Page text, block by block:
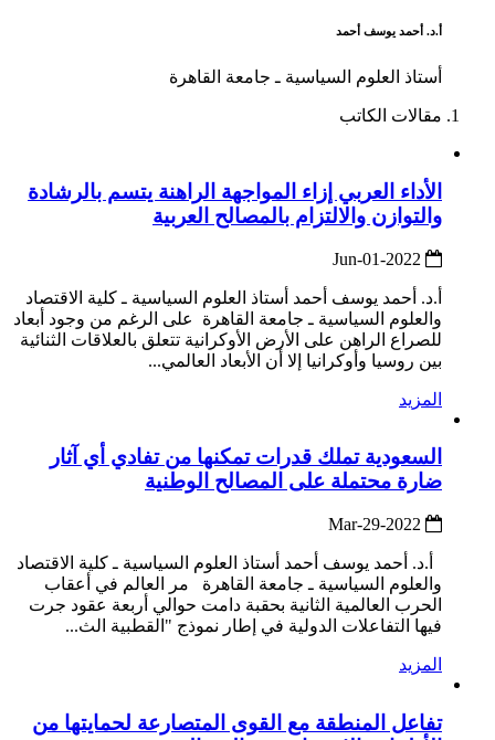
أ.د. أحمد يوسف أحمد
أستاذ العلوم السياسية ـ جامعة القاهرة
مقالات الكاتب
الأداء العربي إزاء المواجهة الراهنة يتسم بالرشادة
والتوازن والالتزام بالمصالح العربية
أ.د. أحمد يوسف أحمد أستاذ العلوم السياسية ـ كلية الاقتصاد
والعلوم السياسية ـ جامعة القاهرة على الرغم من وجود أبعاد
للصراع الراهن على الأرض الأوكرانية تتعلق بالعلاقات الثنائية
بين روسيا وأوكرانيا إلا أن الأبعاد العالمي...
المزيد
السعودية تملك قدرات تمكنها من تفادي أي آثار
ضارة محتملة على المصالح الوطنية
أ.د. أحمد يوسف أحمد أستاذ العلوم السياسية ـ كلية الاقتصاد
والعلوم السياسية ـ جامعة القاهرة مر العالم في أعقاب
الحرب العالمية الثانية بحقبة دامت حوالي أربعة عقود جرت
فيها التفاعلات الدولية في إطار نموذج "القطبية الث...
المزيد
تفاعل المنطقة مع القوى المتصارعة لحمايتها من